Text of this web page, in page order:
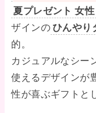
夏プレゼント 女性
ザインの ひんやり
的。
カジュアルなシー
使えるデザインが
性が喜ぶギフトと